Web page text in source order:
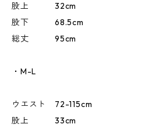
股上 32cm
股下 68.5cm
総丈 95cm
・M-L
ウエスト 72-115cm
股上 33cm